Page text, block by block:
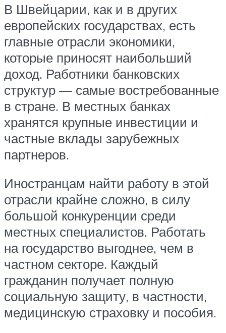
В Швейцарии, как и в других
европейских государствах, есть
главные отрасли экономики,
которые приносят наибольший
доход. Работники банковских
структур — самые востребованные
в стране. В местных банках
хранятся крупные инвестиции и
частные вклады зарубежных
партнеров.
Иностранцам найти работу в этой
отрасли крайне сложно, в силу
большой конкуренции среди
местных специалистов. Работать
на государство выгоднее, чем в
частном секторе. Каждый
гражданин получает полную
социальную защиту, в частности,
медицинскую страховку и пособия.